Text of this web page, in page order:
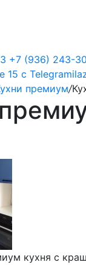
+7 (936) 243-
15 с Telegram
премиум/
кухня с